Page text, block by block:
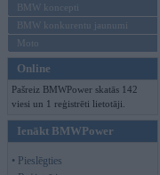
BMW koncepti
BMW konkurentu jaunumi
Moto
Online
Pašreiz BMWPower skatās 142
viesi un 1 reģistrēti lietotāji.
Ienākt BMWPower
• Pieslēgties